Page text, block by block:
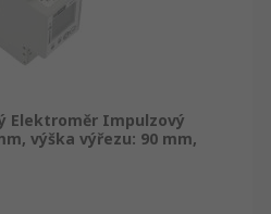
Elektroměr Impulzový
výška výřezu: 90 mm,